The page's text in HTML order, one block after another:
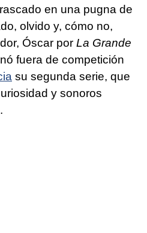
en una pugna de
olvido y, cómo no,
Óscar por La Grande
fuera de competición
su segunda serie, que
y sonoros